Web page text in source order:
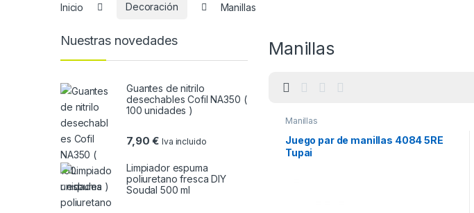
Inicio Decoración Manillas
Manillas
Manillas
Juego par de manillas 4084 5RE
Tupai
Nuestras novedades
Guantes de nitrilo
desechables Cofil NA350 (
100 unidades )
7,90€ Iva incluido
Limpiador espuma
poliuretano fresca DIY
Soudal 500 ml